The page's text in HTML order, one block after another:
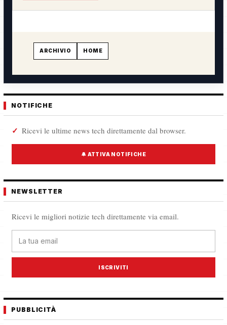
ARCHIVIO HOME
NOTIFICHE
Ricevi le ultime news tech direttamente dal browser.
🔔 ATTIVA NOTIFICHE
NEWSLETTER
Ricevi le migliori notizie tech direttamente via email.
ISCRIVITI
PUBBLICITÀ